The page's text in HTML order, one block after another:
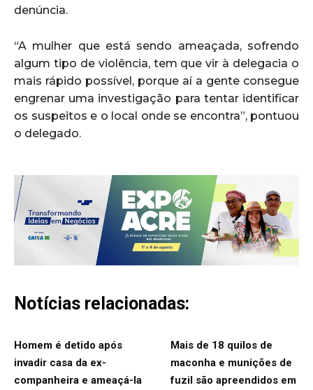
denúncia.
“A mulher que está sendo ameaçada, sofrendo
algum tipo de violência, tem que vir à delegacia o
mais rápido possível, porque aí a gente consegue
engrenar uma investigação para tentar identificar
os suspeitos e o local onde se encontra”, pontuou
o delegado.
Notícias relacionadas:
Homem é detido após
invadir casa da ex-
companheira e ameaçá-la
Mais de 18 quilos de
maconha e munições de
fuzil são apreendidos em